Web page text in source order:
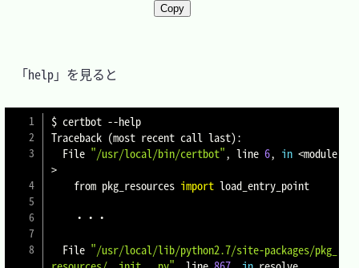
Copy
「help」を見ると
$ certbot --help
Traceback (most recent call last):
  File
"/usr/local/bin/certbot", line 6, in <module
>
    from pkg_resources
import load_entry_point
  File
"/usr/local/lib/python2.7/site-packages/pkg_